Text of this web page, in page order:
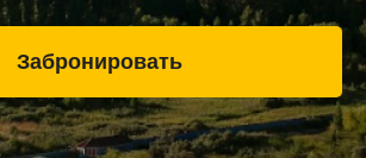
Забронировать